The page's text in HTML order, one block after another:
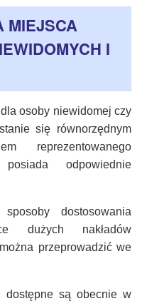
REALIZOWANE
TYFLOLOGICZNY
MIEJSCA
I
osoby niewidomej czy
się równorzędnym
reprezentowanego
odpowiednie
dostosowania
dużych nakładów
przeprowadzić we
dostępne są obecnie w